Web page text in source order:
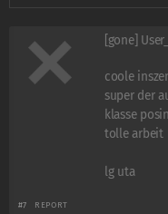
[gone]
coole
super der
klasse
tolle arbeit
lg uta
#7 REPORT